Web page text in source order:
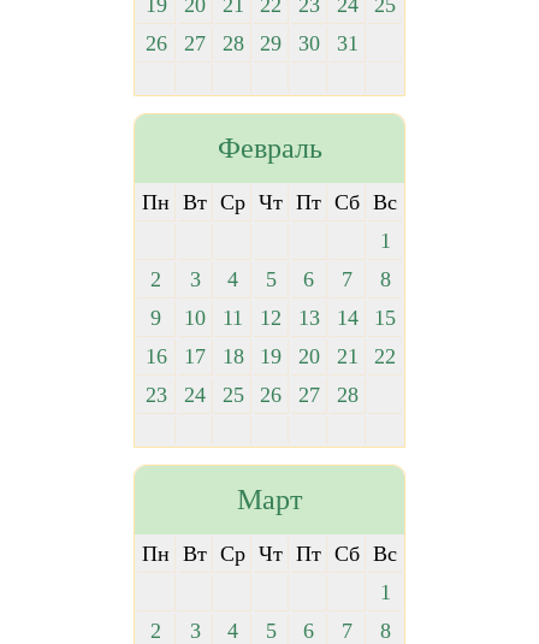
19
20 21 22 23 24
25
26
27 28 29 30 31
Февраль
Пн Вт Ср Чт Пт Сб Вс
1
2
3 4 5 6 7
8
9
10 11 12 13 14
15
16
17 18 19 20 21
22
23
24 25 26 27 28
Март
Пн Вт Ср Чт Пт Сб Вс
1
2
3 4 5 6 7
8